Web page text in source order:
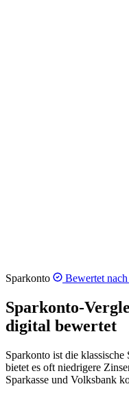
Sparkonto Bewertet nach
Sparkonto-
digital bewertet
Sparkonto ist die
bietet es oft niedrigere
Sparkasse und Volksbank